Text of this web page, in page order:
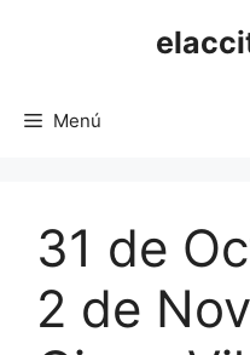
Menú
31 de
2 de